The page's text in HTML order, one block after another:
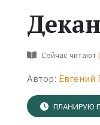
Сейчас читают
Автор: Евгений
ПЛАНИРУЮ